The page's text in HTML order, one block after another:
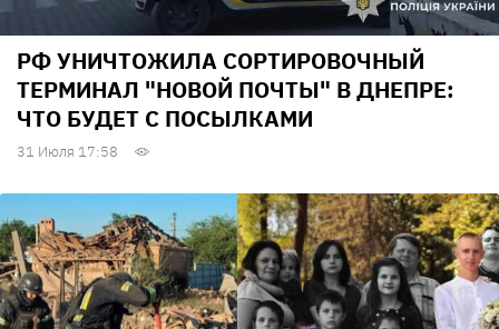
РФ УНИЧТОЖИЛА СОРТИРОВОЧНЫЙ
ТЕРМИНАЛ "НОВОЙ ПОЧТЫ" В ДНЕПРЕ:
ЧТО БУДЕТ С ПОСЫЛКАМИ
31 Июля 17:58